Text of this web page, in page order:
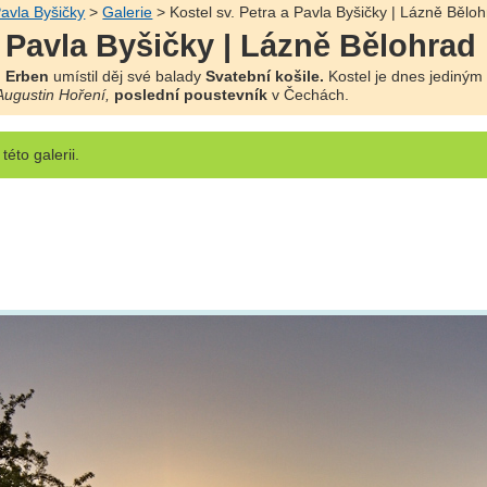
Byšičky >Galerie > Kostel sv. Petra a Pavla Byšičky | Lázně
Byšičky | Lázně Bělohrad
Erben umístil děj své balady Svatební košile. Kostel je dnes
Hoření, poslední poustevníkv Čechách.
galerii.